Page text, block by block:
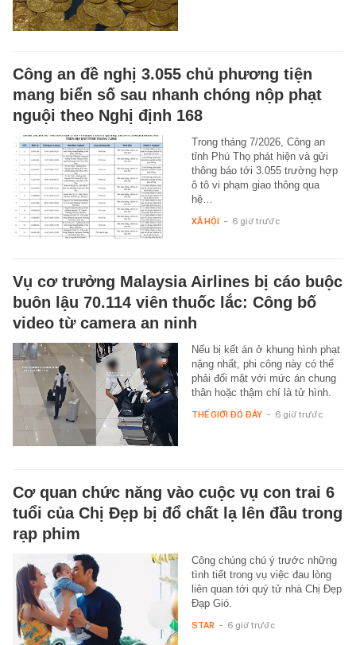
Công an đề nghị 3.055 chủ phương tiện
mang biển số sau nhanh chóng nộp phạt
nguội theo Nghị định 168
Trong tháng 7/2026, Công an
tỉnh Phú Thọ phát hiện và gửi
thông báo tới 3.055 trường hợp
ô tô vi phạm giao thông qua
hệ…
XÃ HỘI - 6 giờ trước
Vụ cơ trưởng Malaysia Airlines bị cáo buộc
buôn lậu 70.114 viên thuốc lắc: Công bố
video từ camera an ninh
Nếu bị kết án ở khung hình phạt
nặng nhất, phi công này có thể
phải đối mặt với mức án chung
thân hoặc thậm chí là tử hình.
THẾ GIỚI ĐÓ ĐÂY - 6 giờ trước
Cơ quan chức năng vào cuộc vụ con trai 6
tuổi của Chị Đẹp bị đổ chất lạ lên đầu trong
rạp phim
Công chúng chú ý trước những
tình tiết trong vụ việc đau lòng
liên quan tới quý tử nhà Chị Đẹp
Đạp Gió.
STAR - 6 giờ trước